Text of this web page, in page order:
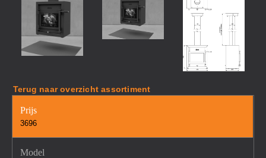
Terug naar overzicht assortiment
Prijs
3696
Model